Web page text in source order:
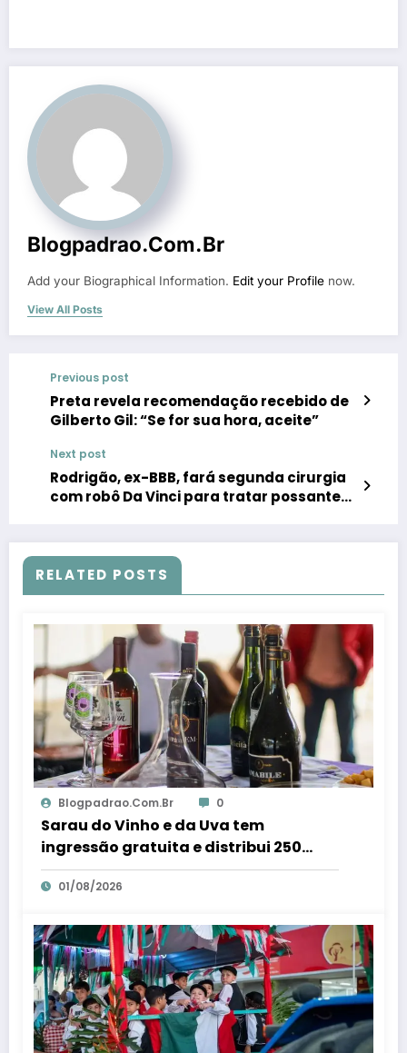
Blogpadrao.com.br
Add your Biographical Information. Edit your Profile now.
View All Posts
Previous post
Preta revela recomendação recebido de
Gilberto Gil: “Se for sua hora, aceite”
Next post
Rodrigão, ex-BBB, fará segunda cirurgia
com robô Da Vinci para tratar possante
RELATED POSTS
Blogpadrao.com.br 0
Sarau do Vinho e da Uva tem
ingressão gratuita e distribui 250
litros de suco em Santa Teresa – Em
Dia ES
01/08/2026